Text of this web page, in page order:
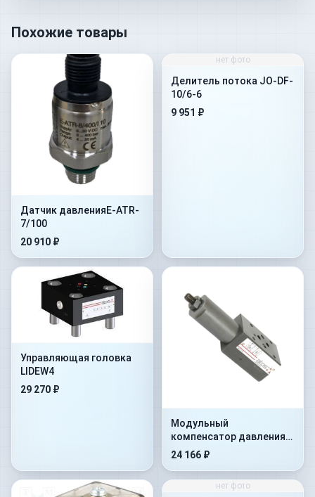
Похожие товары
Датчик давленияE-ATR-
7/100
20 910 ₽
нет фото
Делитель потока JO-DF-
10/6-6
9 951 ₽
Управляющая головка
LIDEW4
29 270 ₽
Модульный
компенсатор давления
HC-011/30
24 166 ₽
нет фото